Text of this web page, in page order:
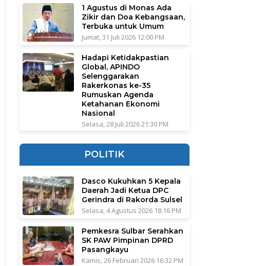
1 Agustus di Monas Ada
Zikir dan Doa Kebangsaan,
Terbuka untuk Umum
Jumat, 31 Juli 2026 12:00 PM
Hadapi Ketidakpastian
Global, APINDO
Selenggarakan
Rakerkonas ke-35
Rumuskan Agenda
Ketahanan Ekonomi
Nasional
Selasa, 28 Juli 2026 21:30 PM
POLITIK
Dasco Kukuhkan 5 Kepala
Daerah Jadi Ketua DPC
Gerindra di Rakorda Sulsel
Selasa, 4 Agustus 2026 18:16 PM
Pemkesra Sulbar Serahkan
SK PAW Pimpinan DPRD
Pasangkayu
Kamis, 26 Februari 2026 16:32 PM